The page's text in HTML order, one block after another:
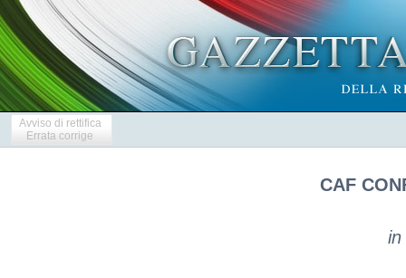
Avviso di rettifica
Errata corrige
CAF
in